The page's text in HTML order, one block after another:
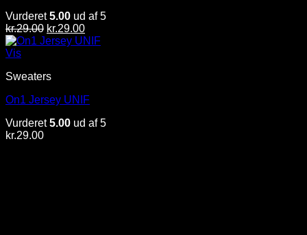
Vurderet5.00 ud af 5
kr.29.00 Den
oprindelige
kr.29.00.
kr.29.00Den
aktuelle
Vis
Sweaters
On1 Jersey UNIF
Vurderet5.00 ud af 5
kr.29.00